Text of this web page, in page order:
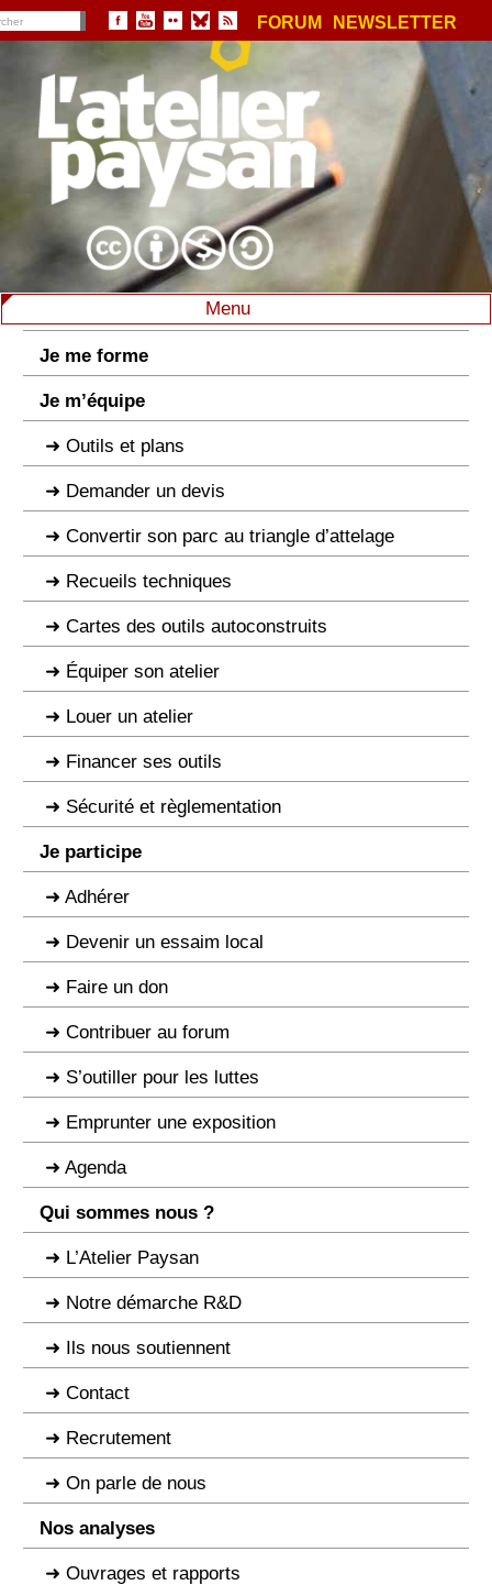
FORUM NEWSLETTER
Menu
Je me forme
Je m’équipe
Outils et plans
Demander un devis
Convertir son parc au triangle d’attelage
Recueils techniques
Cartes des outils autoconstruits
Équiper son atelier
Louer un atelier
Financer ses outils
Sécurité et règlementation
Je participe
Adhérer
Devenir un essaim local
Faire un don
Contribuer au forum
S’outiller pour les luttes
Emprunter une exposition
Agenda
Qui sommes nous ?
L’Atelier Paysan
Notre démarche R&D
Ils nous soutiennent
Contact
Recrutement
On parle de nous
Nos analyses
Ouvrages et rapports